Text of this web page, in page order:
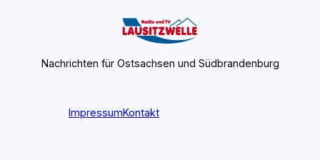
Nachrichten für Ostsachsen und Südbrandenburg
ImpressumKontakt